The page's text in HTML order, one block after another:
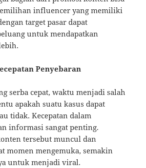
influencer yang memiliki
target pasar dapat
untuk mendapatkan
Penyebaran
serba cepat, waktu menjadi salah
apakah suatu kasus dapat
tidak. Kecepatan dalam
informasi sangat penting.
tersebut muncul dan
momen mengemuka, semakin
untuk menjadi viral.